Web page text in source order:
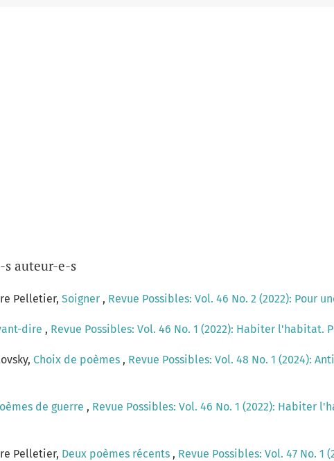
s auteur-e-s
Pelletier, Soigner , Revue Possibles: Vol. 46 No. 2 (2022): Pour
dire , Revue Possibles: Vol. 46 No. 1 (2022): Habiter l'habitat.
Choix de poèmes , Revue Possibles: Vol. 48 No. 1 (2024):
de guerre , Revue Possibles: Vol. 46 No. 1 (2022): Habiter
Pelletier, Deux poèmes récents , Revue Possibles: Vol. 47 No. 1